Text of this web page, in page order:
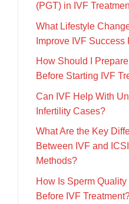
(PGT) in IVF
What Lifestyle
Improve IVF Success
How Should I
Before Starting IVF
Can IVF Help With
Infertility Cases?
What Are the Key
Between IVF and
Methods?
How Is Sperm
Before IVF